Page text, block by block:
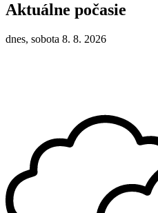
Aktuálne počasie
dnes, sobota 8. 8. 2026